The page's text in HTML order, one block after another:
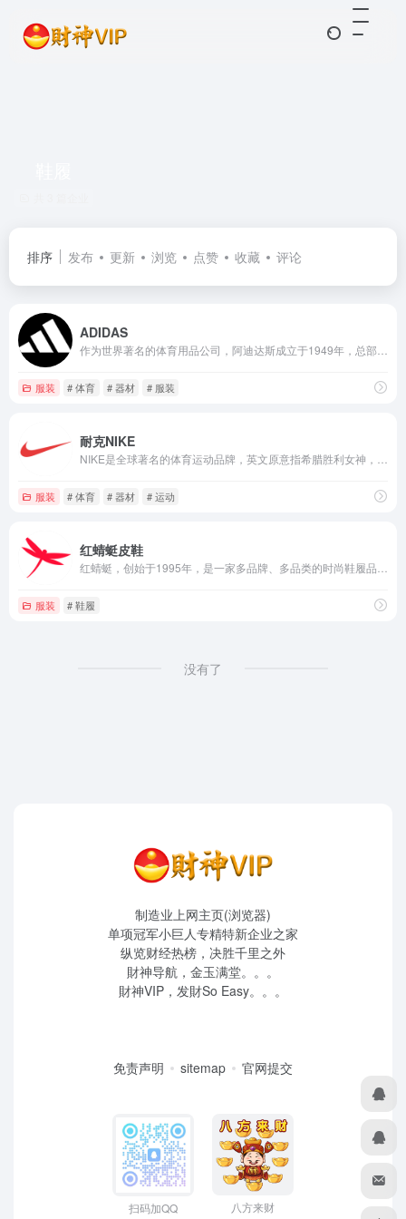
排序 发布 更新 浏览 点赞 收藏 评论
ADIDAS
服装 # 体育 # 器材 # 服装
耐克NIKE
服装 # 体育 # 器材 # 运动
红蜻蜓皮鞋
服装 # 鞋履
没有了
制造业上网主页(浏览器)
单项冠军小巨人专精特新企业之家
纵览财经热榜，决胜千里之外
財神导航，金玉满堂。。。
財神VIP，发財So Easy。。。
免责声明 sitemap 官网提交
扫码加QQ 八方来财